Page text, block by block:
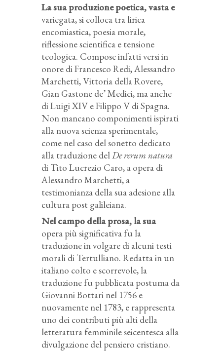
La sua produzione poetica, vasta e
variegata, si colloca tra lirica
encomiastica, poesia morale,
riflessione scientifica e tensione
teologica. Compose infatti versi in
onore di Francesco Redi, Alessandro
Marchetti, Vittoria della Rovere,
Gian Gastone de’ Medici, ma anche
di Luigi XIV e Filippo V di Spagna.
Non mancano componimenti ispirati
alla nuova scienza sperimentale,
come nel caso del sonetto dedicato
alla traduzione delDe rerum natura
di Tito Lucrezio Caro, a opera di
Alessandro Marchetti, a
testimonianza della sua adesione alla
cultura post galileiana.
Nel campo della prosa, la sua
opera più significativa fu la
traduzione in volgare di alcuni testi
morali di Tertulliano. Redatta in un
italiano colto e scorrevole, la
traduzione fu pubblicata postuma da
Giovanni Bottari nel 1756 e
nuovamente nel 1783, e rappresenta
uno dei contributi più alti della
letteratura femminile seicentesca alla
divulgazione del pensiero cristiano.